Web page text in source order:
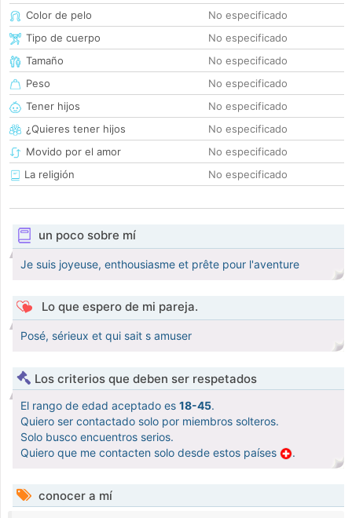
Color de pelo
No especificado
Tipo de cuerpo
No especificado
Tamaño
No especificado
Peso
No especificado
Tener hijos
No especificado
¿Quieres tener hijos
No especificado
Movido por el amor
No especificado
La religión
No especificado
un poco sobre mí
Je suis joyeuse, enthousiasme et prête pour l'aventure
Lo que espero de mi pareja.
Posé, sérieux et qui sait s amuser
Los criterios que deben ser respetados
El rango de edad aceptado es 18-45.
Quiero ser contactado solo por miembros solteros.
Solo busco encuentros serios.
Quiero que me contacten solo desde estos países
.
conocer a mí